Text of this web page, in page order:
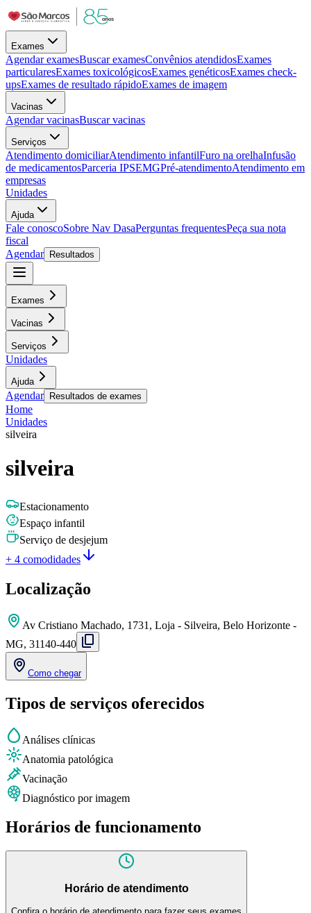
Exames
Agendar examesBuscar examesConvênios atendidosExames
particularesExames toxicológicosExames genéticosExames check-
upsExames de resultado rápidoExames de imagem
Vacinas
Agendar vacinasBuscar vacinas
Serviços
Atendimento domiciliarAtendimento infantilFuro na orelhaInfusão
de medicamentosParceria IPSEMGPré-atendimentoAtendimento em
empresas
Unidades
Ajuda
Fale conoscoSobre Nav DasaPerguntas frequentesPeça sua nota
fiscal
Agendar
Resultados
Exames
Vacinas
Serviços
Unidades
Ajuda
Agendar Resultados de exames
Home
Unidades
silveira
silveira
Estacionamento
Espaço infantil
Serviço de desjejum
+ 4 comodidades
Localização
Av Cristiano Machado, 1731, Loja - Silveira, Belo Horizonte -
MG, 31140-440
Como chegar
Tipos de serviços oferecidos
Análises clínicas
Anatomia patológica
Vacinação
Diagnóstico por imagem
Horários de funcionamento
Horário de atendimento
Confira o horário de atendimento para fazer seus exames